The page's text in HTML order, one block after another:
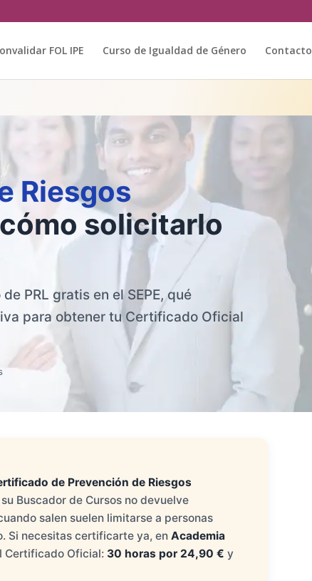
FOL IPE Curso de Igualdad de Género Contacto
Riesgos
cómo solicitarlo
PRL gratis en el SEPE, qué
para obtener tu Certificado Oficial
de Prevención de Riesgos
Buscador de Cursos no devuelve
salen suelen limitarse a personas
Si necesitas certificarte ya, en Academia
Certificado Oficial: 30 horas por 24,90 € y